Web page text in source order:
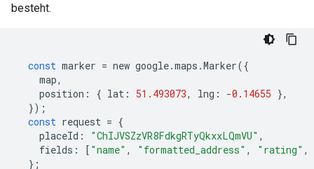
besteht.
const marker = new google.maps .Marker({
map,
position : { lat : 51.493073, lng : -0.14655 },
});
const request = {
placeId : "ChIJVSZzVR8FdkgRTyQkxxLQmVU" ,
fields : [ "name" , "formatted_address" , "rating" ,
};